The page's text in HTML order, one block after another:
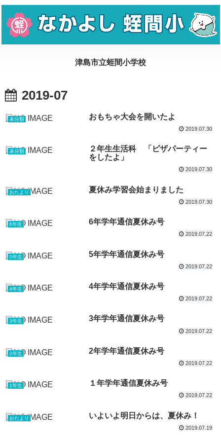
2019-07
未分類 おもちゃ大会を開いたよ
2019.07.30
未分類
２年生生活科 「ピザパーティー
をしたよ」
2019.07.30
おたより 夏休み学習会始まりました
2019.07.30
6年生 6年学年通信夏休み号
2019.07.22
5年生 5年学年通信夏休み号
2019.07.22
4年生 4年学年通信夏休み号
2019.07.22
3年生 3年学年通信夏休み号
2019.07.22
2年生 2年学年通信夏休み号
2019.07.22
1年生 １年学年通信夏休み号
2019.07.22
おたより いよいよ明日からは、夏休み！
2019.07.19